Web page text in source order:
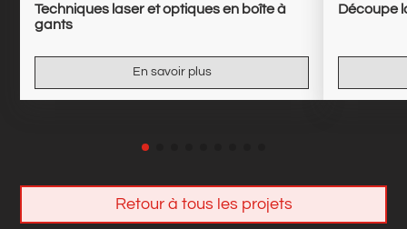
Techniques laser et optiques en boîte à
gants
En savoir plus
Découpe
Retour à tous les projets